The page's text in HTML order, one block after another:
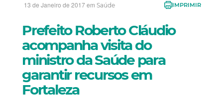
13 de Janeiro de 2017 em Saúde IMPRIMIR
Prefeito Roberto Cláudio
acompanha visita do
ministro da Saúde para
garantir recursos em
Fortaleza